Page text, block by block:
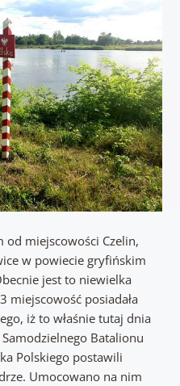
od miejscowości Czelin,
w powiecie gryfińskim
jest to niewielka
miejscowość posiadała
iż to właśnie tutaj dnia
Batalionu
Polskiego postawili
Umocowano na nim